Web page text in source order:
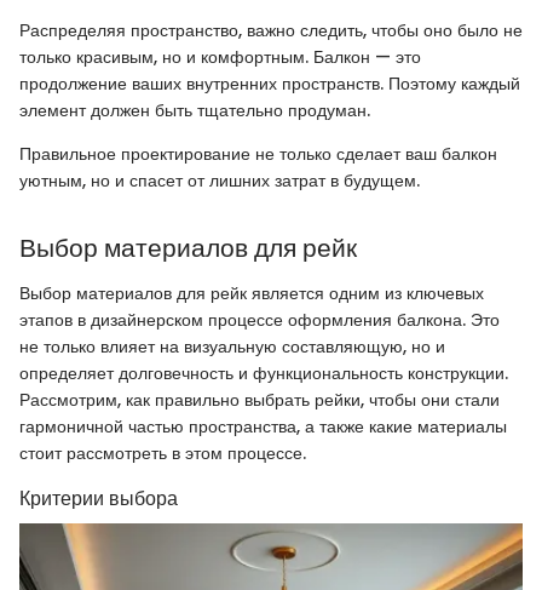
Распределяя пространство, важно следить, чтобы оно было не
только красивым, но и комфортным. Балкон — это
продолжение ваших внутренних пространств. Поэтому каждый
элемент должен быть тщательно продуман.
Правильное проектирование не только сделает ваш балкон
уютным, но и спасет от лишних затрат в будущем.
Выбор материалов для рейк
Выбор материалов для рейк является одним из ключевых
этапов в дизайнерском процессе оформления балкона. Это
не только влияет на визуальную составляющую, но и
определяет долговечность и функциональность конструкции.
Рассмотрим, как правильно выбрать рейки, чтобы они стали
гармоничной частью пространства, а также какие материалы
стоит рассмотреть в этом процессе.
Критерии выбора